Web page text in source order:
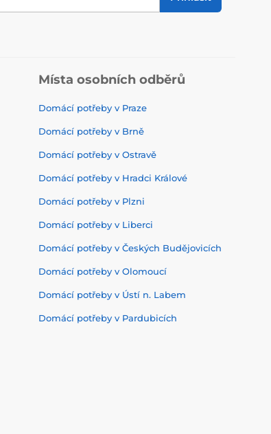
Místa osobních odběrů
Domácí potřeby v Praze
Domácí potřeby v Brně
Domácí potřeby v Ostravě
Domácí potřeby v Hradci Králové
Domácí potřeby v Plzni
Domácí potřeby v Liberci
Domácí potřeby v Českých Budějovicích
Domácí potřeby v Olomoucí
Domácí potřeby v Ústí n. Labem
Domácí potřeby v Pardubicích